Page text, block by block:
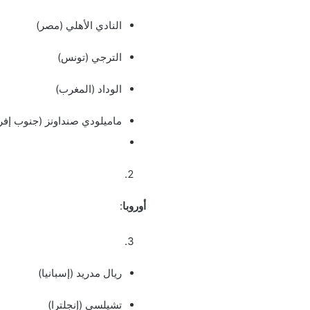
النادي الأهلي (مصر)
الترجي (تونس)
الوداد (المغرب)
ماميلودي صنداونز (جنوب
أوروبا:
ريال مدريد (إسبانيا)
تشيلسي (إنجلترا)